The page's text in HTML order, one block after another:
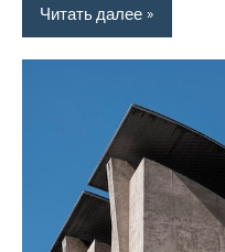
Читать далее